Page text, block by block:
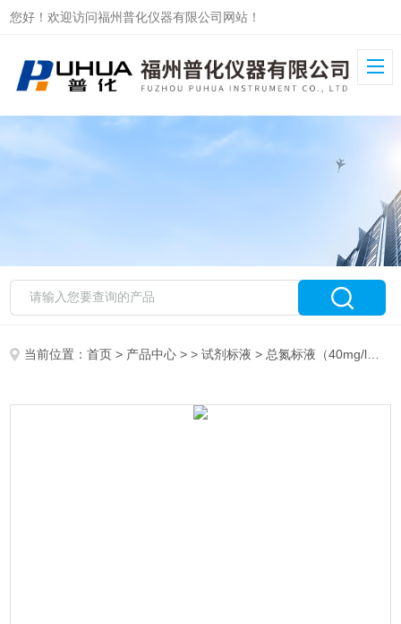
您好！欢迎访问福州普化仪器有限公司网站！
当前位置：首页 > 产品中心 > >试剂标液 > 总氮标液（40mg/l，1000mL）